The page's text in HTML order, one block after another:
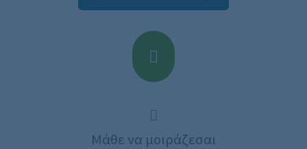
Μάθε να μοιράζεσαι